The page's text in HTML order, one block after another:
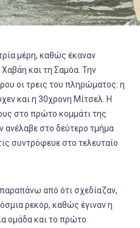
μέρη, καθώς έκαναν
και τη Σαμόα. Την
οι τρεις του πληρώματος: η
και η 30χρονη Μίτσελ. Η
στο πρώτο κομμάτι της
ανέλαβε στο δεύτερο τμήμα
συντρόφευε στο τελευταίο
από ότι σχεδίαζαν,
ρεκόρ, καθώς έγιναν η
ομάδα και το πρώτο